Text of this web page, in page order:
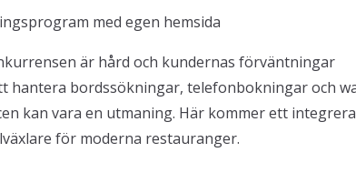
med egen hemsida
är hård och kundernas förväntningar
hantera bordssökningar, telefonbokningar och
kan vara en utmaning. Här kommer ett
för moderna restauranger.